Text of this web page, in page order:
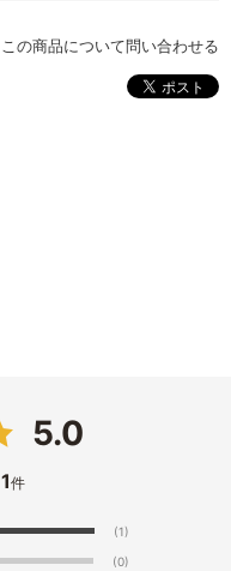
この商品について問い合わせる
5.0
1件
(1)
(0)